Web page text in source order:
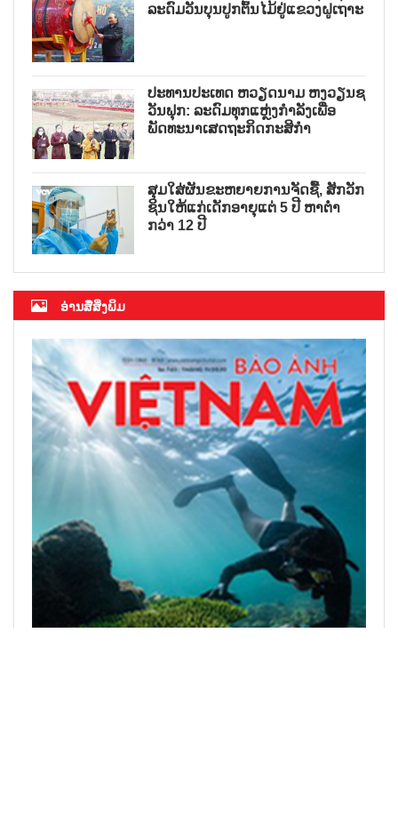
ລະດົມວັນບຸນປູກຕົ້ນໄມ້ຢູ່ແຂວງຝູເຖາະ
ປະທານປະເທດ ຫວຽດນາມ ຫງວຽນຊ
ວັນຟຸກ: ລະດົມທຸກແຫຼ່ງກຳລັງເພື່ອ
ພັດທະນາເສດຖະກິດກະສິກຳ
ສຸມໃສ່ຜັນຂະຫຍາຍການຈັດຊື້, ສັກວັກ
ຊິນໃຫ້ແກ່ເດັກອາຍຸແຕ່ 5 ປີ ຫາຕ່ຳ
ກວ່າ 12 ປີ
ອ່ານສື່ສິ່ງພິມ